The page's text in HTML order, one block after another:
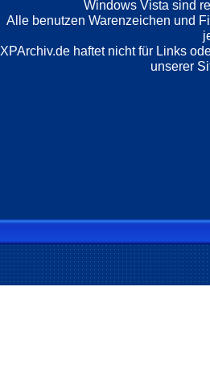
Windows Vista sind
Alle benutzen Warenzeichen und
XPArchiv.de haftet nicht für Links
unserer